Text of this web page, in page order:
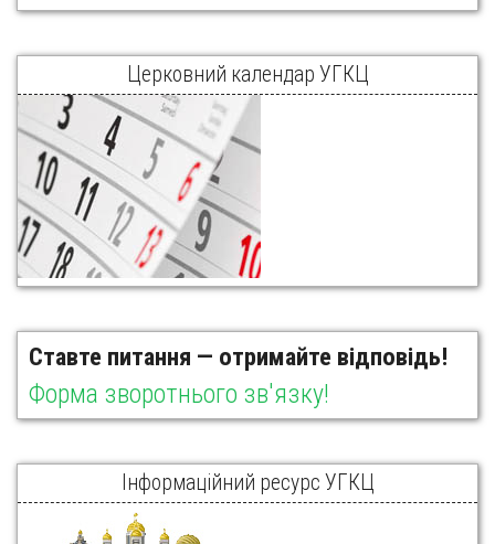
Церковний календар УГКЦ
Ставте питання — отримайте відповідь!
Форма зворотнього зв'язку!
Інформаційний ресурс УГКЦ